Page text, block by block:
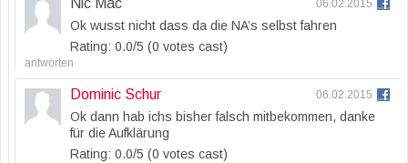
Nic Mac 06.02.2015
Ok wusst nicht dass da die NA’s selbst fahren
Rating: 0.0/5 (0 votes cast)
antworten
Dominic Schur 06.02.2015
Ok dann hab ichs bisher falsch mitbekommen, danke
für die Aufklärung
Rating: 0.0/5 (0 votes cast)